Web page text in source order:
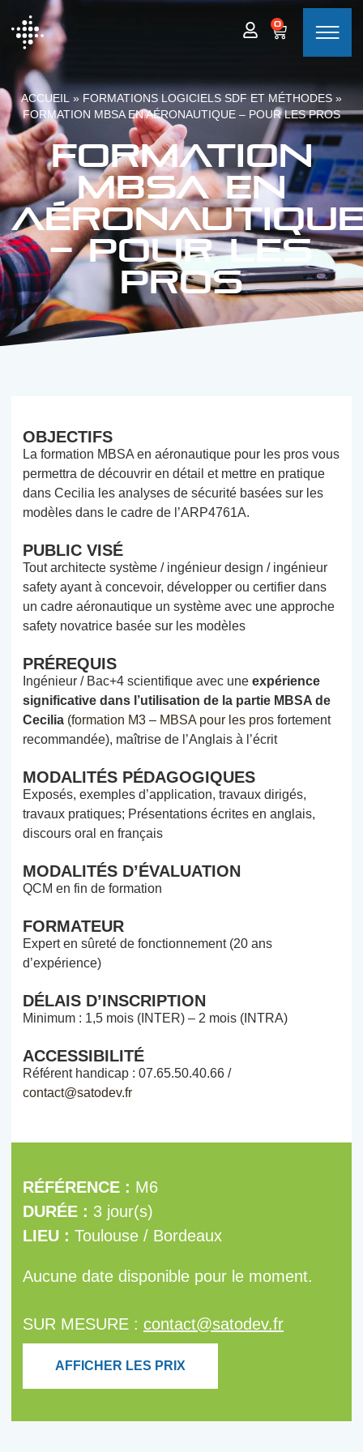
0
ACCUEIL » FORMATIONS LOGICIELS SDF ET MÉTHODES »
FORMATION MBSA EN AÉRONAUTIQUE – POUR LES PROS
Formation
MBSA en
– pour les
pros
OBJECTIFS
La formation MBSA en aéronautique pour les pros vous
permettra de découvrir en détail et mettre en pratique
dans Cecilia les analyses de sécurité basées sur les
modèles dans le cadre de l’ARP4761A.
PUBLIC VISÉ
Tout architecte système / ingénieur design / ingénieur
safety ayant à concevoir, développer ou certifier dans
un cadre aéronautique un système avec une approche
safety novatrice basée sur les modèles
PRÉREQUIS
Ingénieur / Bac+4 scientifique avec une expérience
significative dans l’utilisation de la partie MBSA de
Cecilia (formation M3 – MBSA pour les pros fortement
recommandée), maîtrise de l’Anglais à l’écrit
MODALITÉS PÉDAGOGIQUES
Exposés, exemples d’application, travaux dirigés,
travaux pratiques; Présentations écrites en anglais,
discours oral en français
MODALITÉS D’ÉVALUATION
QCM en fin de formation
FORMATEUR
Expert en sûreté de fonctionnement (20 ans
d’expérience)
DÉLAIS D’INSCRIPTION
Minimum : 1,5 mois (INTER) – 2 mois (INTRA)
ACCESSIBILITÉ
Référent handicap : 07.65.50.40.66 /
contact@satodev.fr
RÉFÉRENCE : M6
DURÉE : 3 jour(s)
LIEU : Toulouse / Bordeaux
Aucune date disponible pour le moment.
SUR MESURE : contact@satodev.fr
AFFICHER LES PRIX